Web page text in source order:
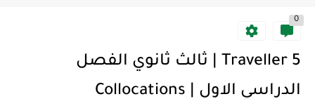
0
Traveller 5 | ثالث ثانوي الفصل
الدراسي الاول | Collocations